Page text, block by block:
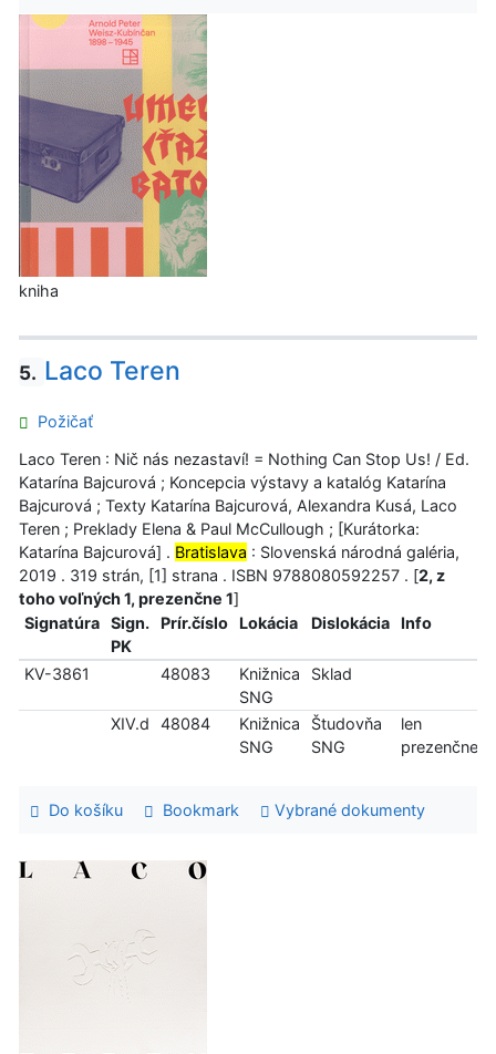
kniha
5. Laco Teren
Požičať
Laco Teren : Nič nás nezastaví! = Nothing Can Stop Us! / Ed.
Katarína Bajcurová ; Koncepcia výstavy a katalóg Katarína
Bajcurová ; Texty Katarína Bajcurová, Alexandra Kusá, Laco
Teren ; Preklady Elena & Paul McCullough ; [Kurátorka:
Katarína Bajcurová] . Bratislava : Slovenská národná galéria,
2019 . 319 strán, [1] strana . ISBN 9788080592257 . [2, z
toho voľných 1, prezenčne 1]
Signatúra
Sign.
PK
Prír.číslo Lokácia Dislokácia Info
KV-3861 48083
Knižnica
SNG
Sklad
XIV.d 48084
Knižnica
SNG
Študovňa
SNG
len
prezenčne
Do košíku Bookmark Vybrané dokumenty